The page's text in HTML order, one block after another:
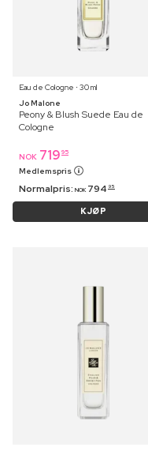
Eau de Cologne ⋅ 30 ml
Jo Malone
Peony & Blush Suede Eau de
Cologne
NOK 719 95
Medlemspris
Normalpris: NOK 794 95
KJØP